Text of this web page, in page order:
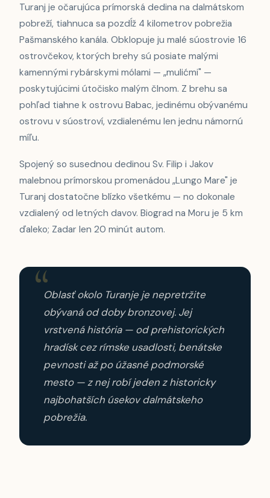
Turanj je očarujúca prímorská dedina na dalmátskom
pobreží, tiahnuca sa pozdĺž 4 kilometrov pobrežia
Pašmanského kanála. Obklopuje ju malé súostrovie 16
ostrovčekov, ktorých brehy sú posiate malými
kamennými rybárskymi mólami — „mulićmi" —
poskytujúcimi útočisko malým člnom. Z brehu sa
pohľad tiahne k ostrovu Babac, jedinému obývanému
ostrovu v súostroví, vzdialenému len jednu námornú
míľu.
Spojený so susednou dedinou Sv. Filip i Jakov
malebnou prímorskou promenádou „Lungo Mare" je
Turanj dostatočne blízko všetkému — no dokonale
vzdialený od letných davov. Biograd na Moru je 5 km
ďaleko; Zadar len 20 minút autom.
Oblasť okolo Turanje je nepretržite
obývaná od doby bronzovej. Jej
vrstvená história — od prehistorických
hradísk cez rímske usadlosti, benátske
pevnosti až po úžasné podmorské
mesto — z nej robí jeden z historicky
najbohatších úsekov dalmátskeho
pobrežia.